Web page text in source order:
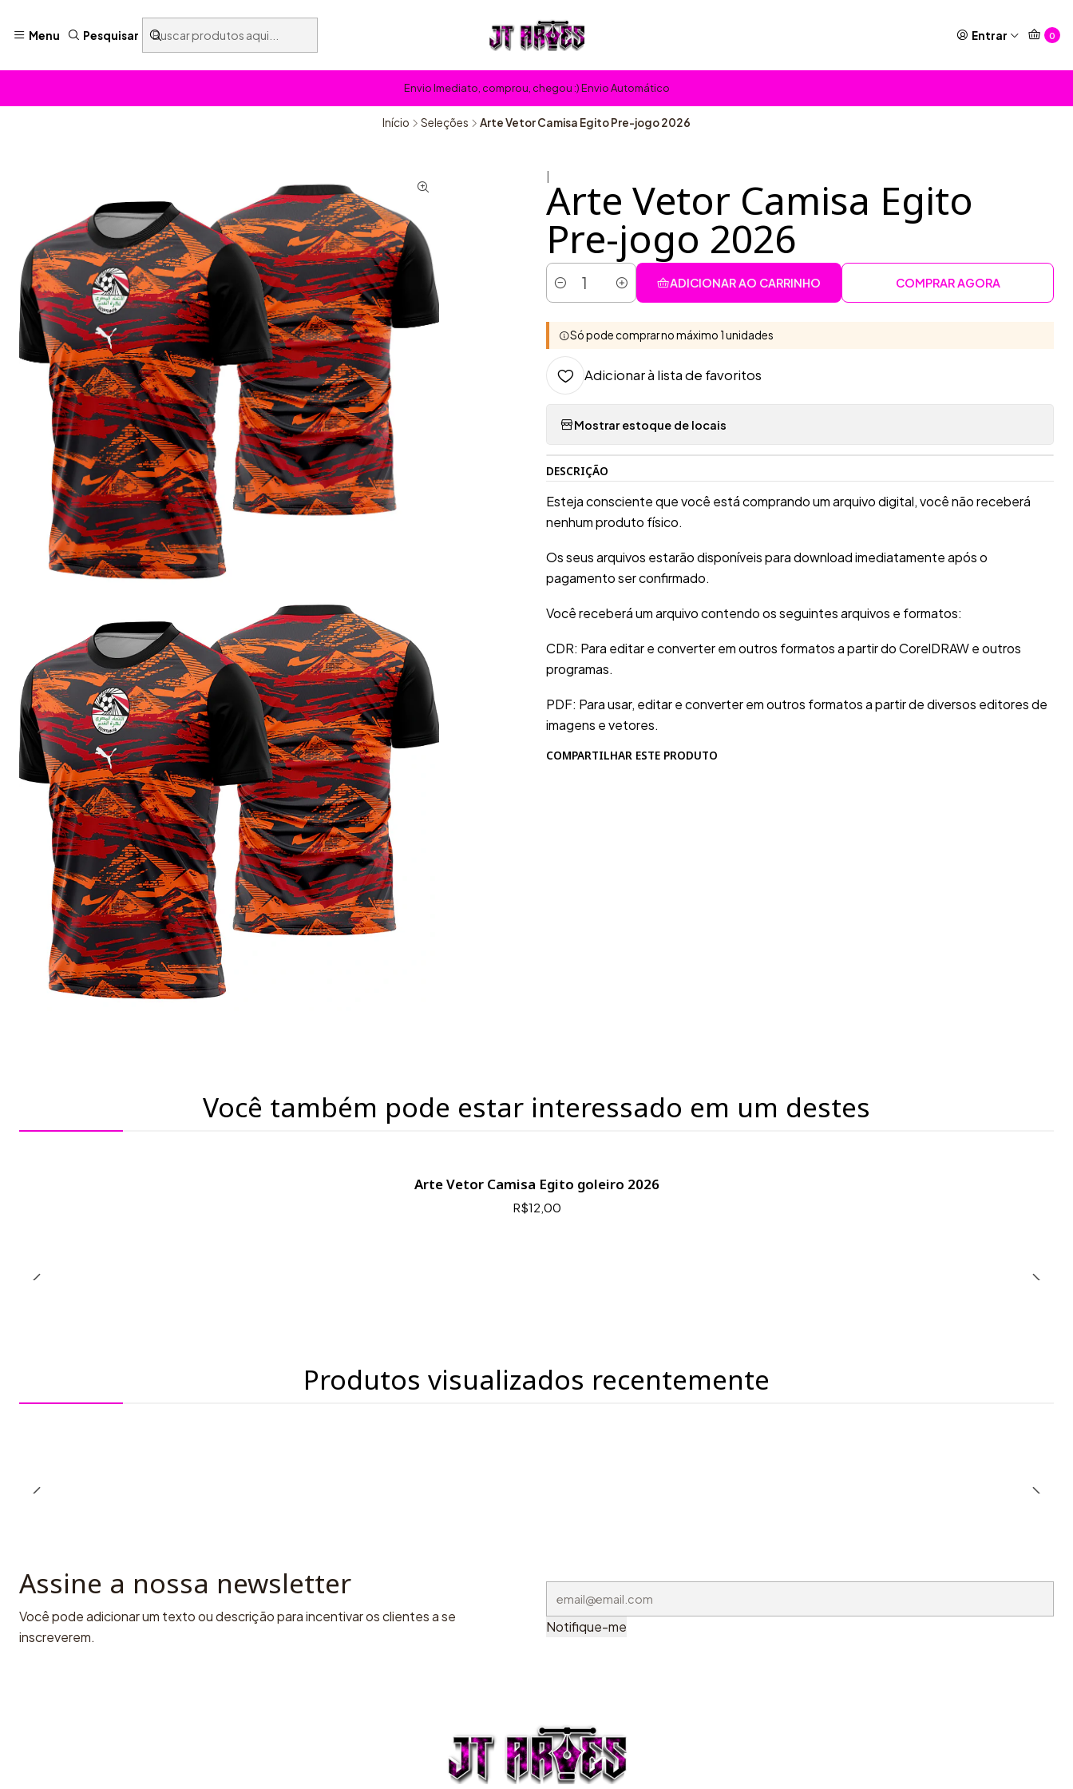
Menu Pesquisar Entrar 0
Envio Imediato, comprou, chegou :) Envio Automático
Início Seleções Arte Vetor Camisa Egito Pre-jogo 2026
Arte Vetor Camisa Egito
Pre-jogo 2026
Quantidade
ADICIONAR AO CARRINHO COMPRAR AGORA
Só pode comprar no máximo 1 unidades
Adicionar à lista de favoritos
Mostrar estoque de locais
DESCRIÇÃO
Esteja consciente que você está comprando um arquivo digital, você não receberá
nenhum produto físico.
Os seus arquivos estarão disponíveis para download imediatamente após o
pagamento ser confirmado.
Você receberá um arquivo contendo os seguintes arquivos e formatos:
CDR: Para editar e converter em outros formatos a partir do CorelDRAW e outros
programas.
PDF: Para usar, editar e converter em outros formatos a partir de diversos editores de
imagens e vetores.
COMPARTILHAR ESTE PRODUTO
Você também pode estar interessado em um destes
Arte Vetor Camisa Egito goleiro 2026
R$12,00
Produtos visualizados recentemente
Assine a nossa newsletter
Você pode adicionar um texto ou descrição para incentivar os clientes a se
inscreverem.
Notifique-me